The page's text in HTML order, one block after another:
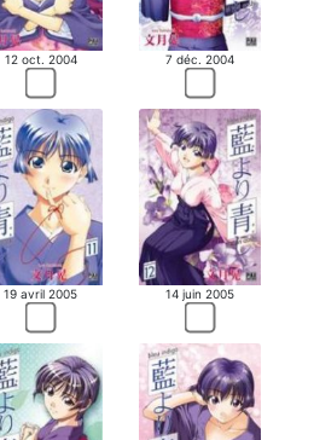
12 oct. 2004 7 déc. 2004
19 avril 2005 14 juin 2005